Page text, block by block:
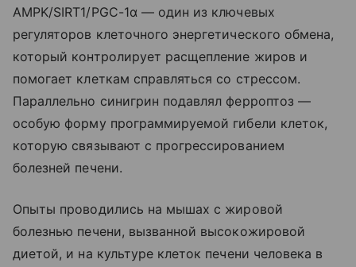
AMPK/SIRT1/PGC-1α — один из ключевых
регуляторов клеточного энергетического обмена,
который контролирует расщепление жиров и
помогает клеткам справляться со стрессом.
Параллельно синигрин подавлял ферроптоз —
особую форму программируемой гибели клеток,
которую связывают с прогрессированием
болезней печени.
Опыты проводились на мышах с жировой
болезнью печени, вызванной высокожировой
диетой, и на культуре клеток печени человека в